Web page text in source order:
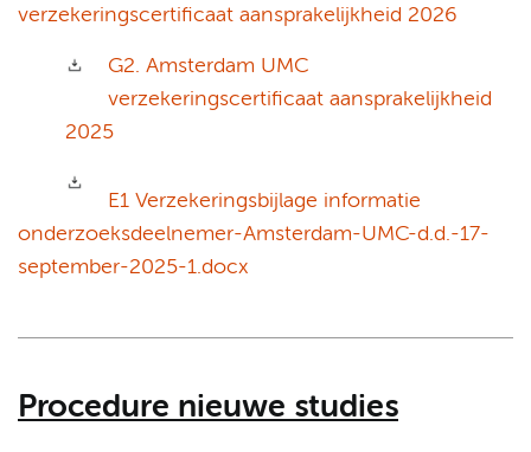
verzekeringscertificaat aansprakelijkheid 2026
G2. Amsterdam UMC
verzekeringscertificaat aansprakelijkheid
2025
E1 Verzekeringsbijlage informatie
onderzoeksdeelnemer-Amsterdam-UMC-d.d.-17-
september-2025-1.docx
Procedure nieuwe studies